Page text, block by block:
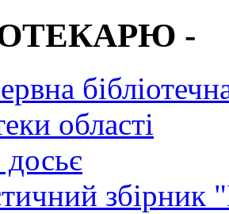
-
області
досьє